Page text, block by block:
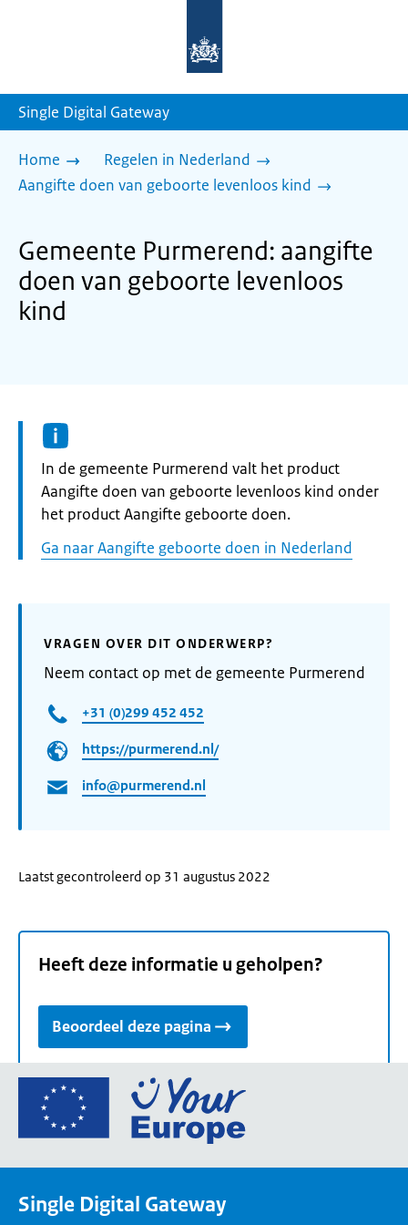
homepage
Single Digital Gateway
Home
Regelen in Nederland
Aangifte doen van geboorte levenloos kind
Gemeente Purmerend: aangifte
doen van geboorte levenloos
kind
Informatie:
In de gemeente Purmerend valt het product
Aangifte doen van geboorte levenloos kind onder
het product Aangifte geboorte doen.
Ga naar Aangifte geboorte doen in Nederland
VRAGEN OVER DIT ONDERWERP?
Neem contact op met de gemeente Purmerend
+31 (0)299 452 452
https://purmerend.nl/
info@purmerend.nl
Laatst gecontroleerd op 31 augustus 2022
Heeft deze informatie u geholpen?
Beoordeel deze pagina
Ga
de
Single Digital Gateway